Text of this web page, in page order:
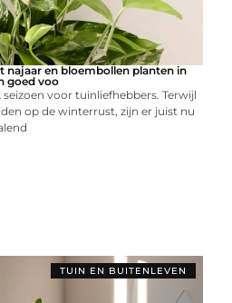
najaar en bloembollen planten in
goed voo
voor tuinliefhebbers. Terwijl
op de winterrust, zijn er juist nu
TUIN EN BUITENLEVEN